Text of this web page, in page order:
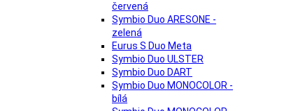
červená
Symbio Duo ARESONE -
zelená
Eurus S Duo Meta
Symbio Duo ULSTER
Symbio Duo DART
Symbio Duo MONOCOLOR -
bílá